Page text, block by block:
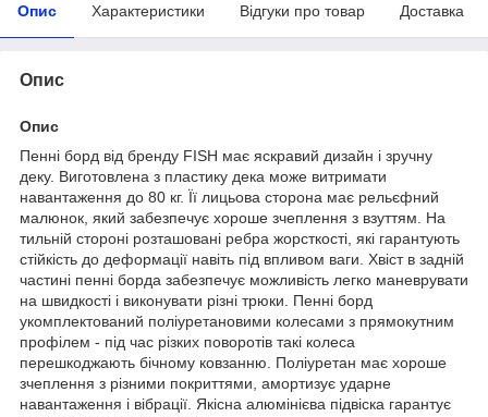
Опис Характеристики Відгуки про товар Доставка
Опис
Опис
Пенні борд від бренду FISH має яскравий дизайн і зручну
деку. Виготовлена з пластику дека може витримати
навантаження до 80 кг. Її лицьова сторона має рельєфний
малюнок, який забезпечує хороше зчеплення з взуттям. На
тильній стороні розташовані ребра жорсткості, які гарантують
стійкість до деформації навіть під впливом ваги. Хвіст в задній
частині пенні борда забезпечує можливість легко маневрувати
на швидкості і виконувати різні трюки. Пенні борд
укомплектований поліуретановими колесами з прямокутним
профілем - під час різких поворотів такі колеса
перешкоджають бічному ковзанню. Поліуретан має хороше
зчеплення з різними покриттями, амортизує ударне
навантаження і вібрації. Якісна алюмінієва підвіска гарантує